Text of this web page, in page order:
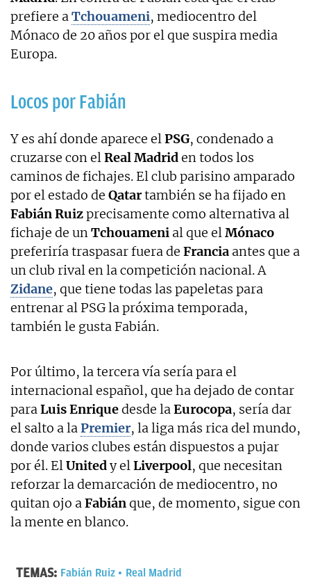
prefiere aTchouameni, mediocentro del
Mónaco de 20 años por el que suspira media
Europa.
Locos por Fabián
Y es ahí donde aparece elPSG, condenado a
cruzarse con elReal Madriden todos los
caminos de fichajes. El club parisino amparado
por el estado de Qatartambién se ha fijado en
Fabián Ruizprecisamente como alternativa al
fichaje de unTchouameni al que elMónaco
preferiría traspasar fuera de Francia antes que a
un club rival en la competición nacional. A
Zidane, que tiene todas las papeletas para
entrenar al PSG la próxima temporada,
también le gusta Fabián.
Por último, la tercera vía sería para el
internacional español, que ha dejado de contar
paraLuis Enriquedesde laEurocopa, sería dar
el salto a laPremier, la liga más rica del mundo,
donde varios clubes están dispuestos a pujar
por él. ElUnitedy elLiverpool, que necesitan
reforzar la demarcación de mediocentro, no
quitan ojo aFabiánque, de momento, sigue con
la mente en blanco.
TEMAS: Fabián Ruiz Real Madrid